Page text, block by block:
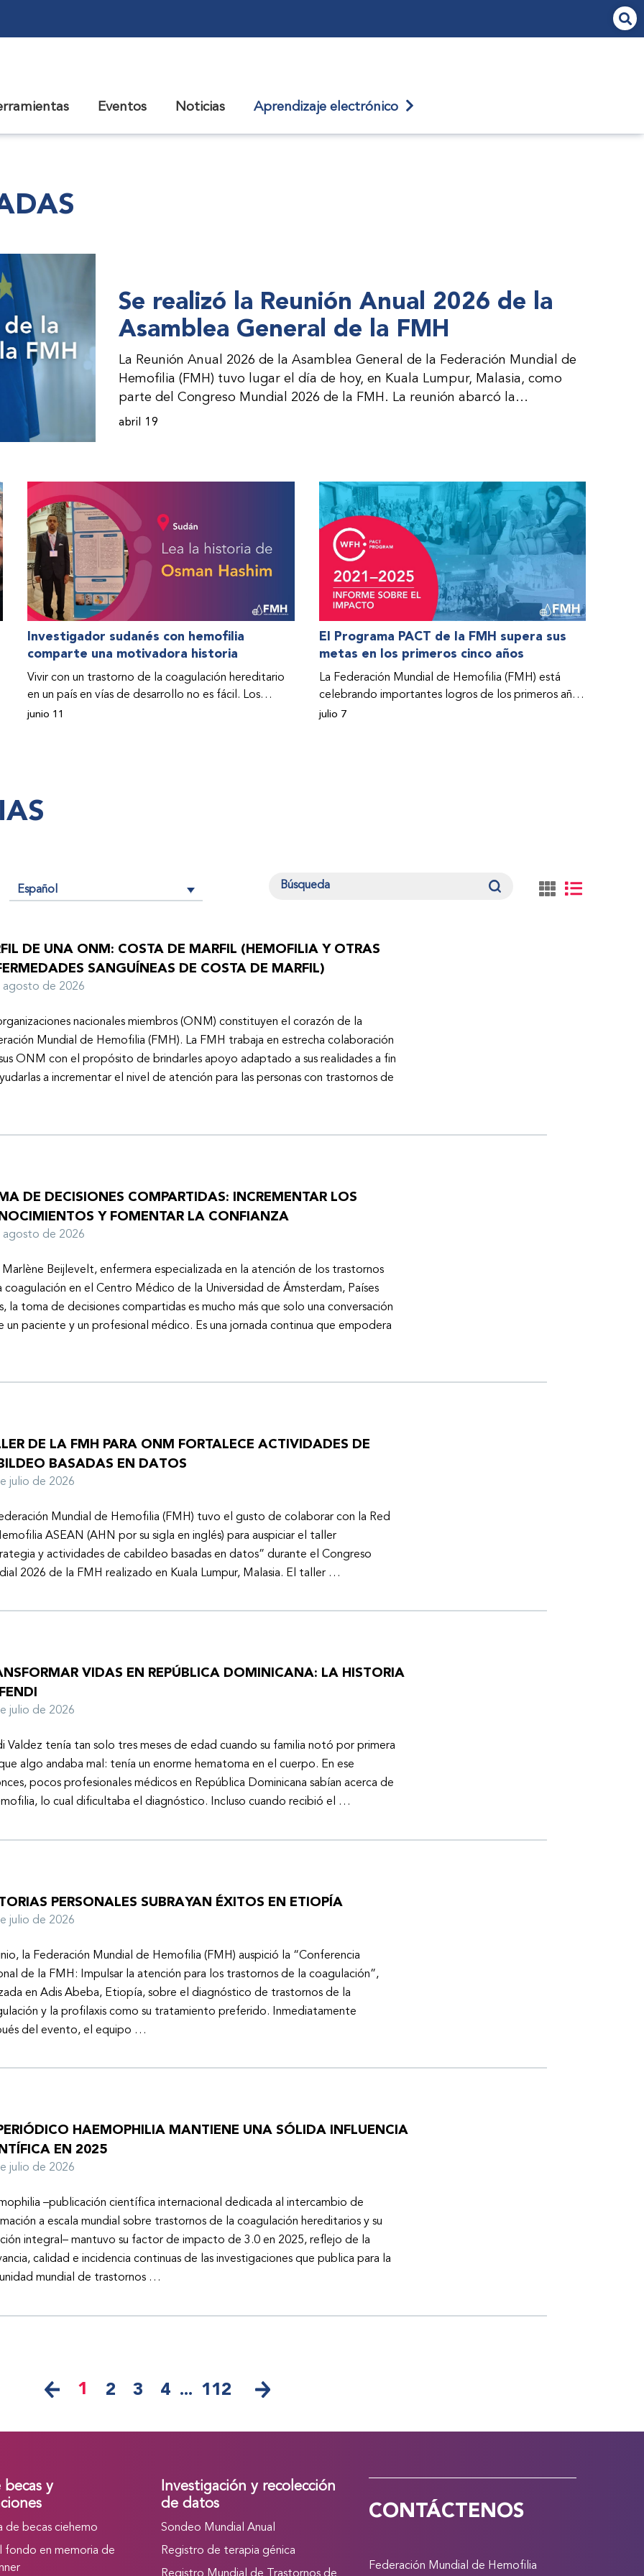
Eventos Noticias Aprendizaje electrónico
Se realizó la Reunión Anual 2026 de la
Asamblea General de la FMH
La Reunión Anual 2026 de la Asamblea General de la Federación Mundial de
Hemofilia (FMH) tuvo lugar el día de hoy, en Kuala Lumpur, Malasia, como
parte del Congreso Mundial 2026 de la FMH. La reunión abarcó la
incorporación de nuevos miembros al consejo directivo de la FMH y la
abril 19
Investigador sudanés con hemofilia
comparte una motivadora historia
Vivir con un trastorno de la coagulación hereditario
en un país en vías de desarrollo no es fácil. Los
problemas se multiplican drásticamente cuando el
Federación Mundial de Hemofilia (FMH) y su
Programa de Ayuda Humanitaria salvo su vida.
junio 11
El Programa PACT de la FMH supera sus
metas en los primeros cinco años
La Federación Mundial de Hemofilia (FMH) está
celebrando importantes logros de los primeros años
de su Programa de Acceso a la Atención y el
julio 7
Español
DE UNA ONM: COSTA DE MARFIL (HEMOFILIA Y OTRAS
SANGUÍNEAS DE COSTA DE MARFIL)
agosto de 2026
nacionales miembros (ONM) constituyen el corazón de la
Mundial de Hemofilia (FMH). La FMH trabaja en estrecha colaboración
ONM con el propósito de brindarles apoyo adaptado a sus realidades a fin
a incrementar el nivel de atención para las personas con trastornos de
DE DECISIONES COMPARTIDAS: INCREMENTAR LOS
Y FOMENTAR LA CONFIANZA
agosto de 2026
Marlène Beijlevelt, enfermera especializada en la atención de los trastornos
coagulación en el Centro Médico de la Universidad de Ámsterdam, Países
la toma de decisiones compartidas es mucho más que solo una conversación
un paciente y un profesional médico. Es una jornada continua que empodera
DE LA FMH PARA ONM FORTALECE ACTIVIDADES DE
BASADAS EN DATOS
julio de 2026
Mundial de Hemofilia (FMH) tuvo el gusto de colaborar con la Red
ASEAN (AHN por su sigla en inglés) para auspiciar el taller
y actividades de cabildeo basadas en datos” durante el Congreso
2026 de la FMH realizado en Kuala Lumpur, Malasia. El taller …
VIDAS EN REPÚBLICA DOMINICANA: LA HISTORIA
julio de 2026
Valdez tenía tan solo tres meses de edad cuando su familia notó por primera
algo andaba mal: tenía un enorme hematoma en el cuerpo. En ese
pocos profesionales médicos en República Dominicana sabían acerca de
lo cual dificultaba el diagnóstico. Incluso cuando recibió el …
PERSONALES SUBRAYAN ÉXITOS EN ETIOPÍA
julio de 2026
la Federación Mundial de Hemofilia (FMH) auspició la “Conferencia
de la FMH: Impulsar la atención para los trastornos de la coagulación”,
en Adis Abeba, Etiopía, sobre el diagnóstico de trastornos de la
y la profilaxis como su tratamiento preferido. Inmediatamente
del evento, el equipo …
HAEMOPHILIA MANTIENE UNA SÓLIDA INFLUENCIA
EN 2025
julio de 2026
–publicación científica internacional dedicada al intercambio de
a escala mundial sobre trastornos de la coagulación hereditarios y su
integral– mantuvo su factor de impacto de 3.0 en 2025, reflejo de la
calidad e incidencia continuas de las investigaciones que publica para la
mundial de trastornos …
1 2 3 4 ... 112
becas y
de becas ciehemo
fondo en memoria de
Investigación y recolección
de datos
Sondeo Mundial Anual
Registro de terapia génica
CONTÁCTENOS
Federación Mundial de Hemofilia